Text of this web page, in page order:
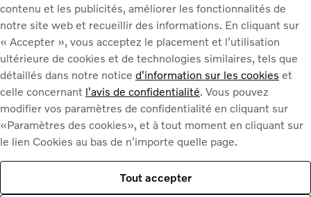
INTÉRIEUR
feux de détresse et klaxon
trousse de secours légale (validité et exhaustivité)
contenu et les publicités, améliorer les fonctionnalités de
notre site web et recueillir des informations. En cliquant sur
« Accepter », vous acceptez le placement et l'utilisation
ultérieure de cookies et de technologies similaires, tels que
détaillés dans notre notice d'information sur les cookies et
celle concernant l'avis de confidentialité. Vous pouvez
modifier vos paramètres de confidentialité en cliquant sur
«Paramètres des cookies», et à tout moment en cliquant sur
le lien Cookies au bas de n'importe quelle page.
Tout accepter